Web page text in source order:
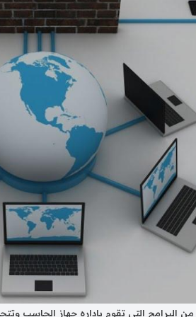
من البرامج التي تقوم باداره جهاز الحاسب